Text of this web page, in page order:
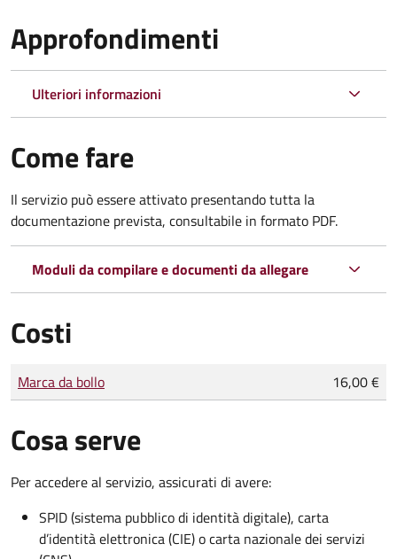
Approfondimenti
Ulteriori informazioni
Come fare
Il servizio può essere attivato presentando tutta la
documentazione prevista, consultabile in formato PDF.
Moduli da compilare e documenti da allegare
Costi
Tipo di pagamento
Importo
Marca da bollo 16,00 €
Cosa serve
Per accedere al servizio, assicurati di avere:
SPID (sistema pubblico di identità digitale), carta
d’identità elettronica (CIE) o carta nazionale dei servizi